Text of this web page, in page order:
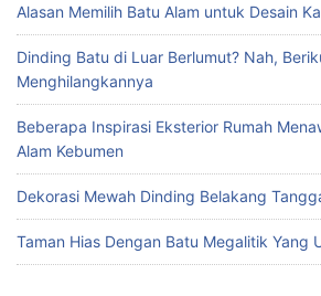
Alasan Memilih Batu Alam untuk Desain
Dinding Batu di Luar Berlumut? Nah,
Menghilangkannya
Beberapa Inspirasi Eksterior Rumah
Alam Kebumen
Dekorasi Mewah Dinding Belakang
Taman Hias Dengan Batu Megalitik Yang